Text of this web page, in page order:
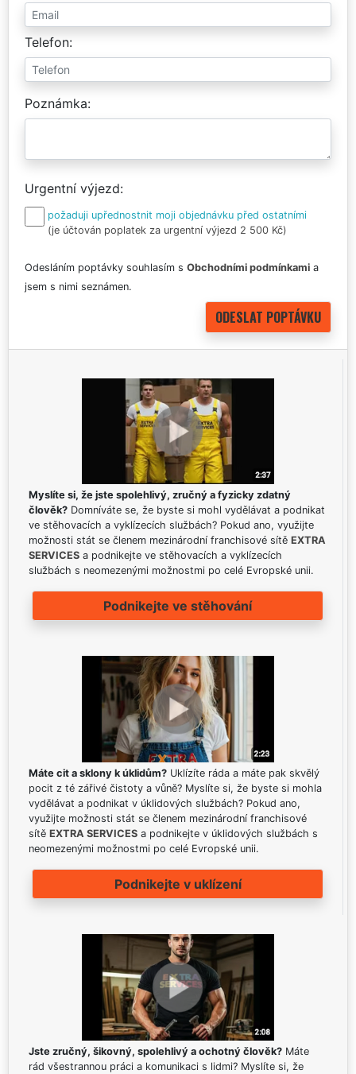
Telefon
Poznámka
Urgentní výjezd
požaduji upřednostnit moji objednávku před ostatními
(je účtován poplatek za urgentní výjezd 2 500 Kč)
Odesláním poptávky souhlasím s Obchodními podmínkami a
jsem s nimi seznámen.
Myslíte si, že jste spolehlivý, zručný a fyzicky zdatný
člověk? Domníváte se, že byste si mohl vydělávat a podnikat
ve stěhovacích a vyklízecích službách? Pokud ano, využijte
možnosti stát se členem mezinárodní franchisové sítě EXTRA
SERVICES a podnikejte ve stěhovacích a vyklízecích
službách s neomezenými možnostmi po celé Evropské unii.
Podnikejte ve stěhování
Máte cit a sklony k úklidům? Uklízíte ráda a máte pak skvělý
pocit z té zářivé čistoty a vůně? Myslíte si, že byste si mohla
vydělávat a podnikat v úklidových službách? Pokud ano,
využijte možnosti stát se členem mezinárodní franchisové
sítě EXTRA SERVICES a podnikejte v úklidových službách s
neomezenými možnostmi po celé Evropské unii.
Podnikejte v uklízení
Jste zručný, šikovný, spolehlivý a ochotný člověk? Máte
rád všestrannou práci a komunikaci s lidmi? Myslíte si, že